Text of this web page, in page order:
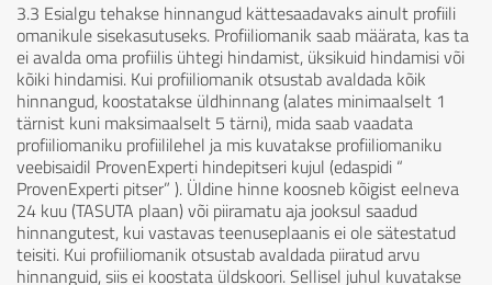
3.3 Esialgu tehakse hinnangud kättesaadavaks ainult profiili
omanikule sisekasutuseks. Profiiliomanik saab määrata, kas ta
ei avalda oma profiilis ühtegi hindamist, üksikuid hindamisi või
kõiki hindamisi. Kui profiiliomanik otsustab avaldada kõik
hinnangud, koostatakse üldhinnang (alates minimaalselt 1
tärnist kuni maksimaalselt 5 tärni), mida saab vaadata
profiiliomaniku profiililehel ja mis kuvatakse profiiliomaniku
veebisaidil ProvenExperti hindepitseri kujul (edaspidi “
ProvenExperti pitser” ). Üldine hinne koosneb kõigist eelneva
24 kuu (TASUTA plaan) või piiramatu aja jooksul saadud
hinnangutest, kui vastavas teenuseplaanis ei ole sätestatud
teisiti. Kui profiiliomanik otsustab avaldada piiratud arvu
hinnanguid, siis ei koostata üldskoori. Sellisel juhul kuvatakse